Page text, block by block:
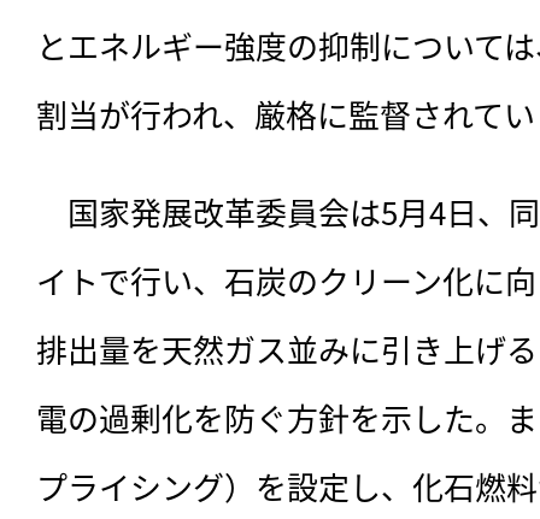
とエネルギー強度の抑制について
割当が行われ、厳格に監督されて
国家発展改革委員会は5月4日、
イトで行い、石炭のクリーン化に
排出量を天然ガス並みに引き上げ
電の過剰化を防ぐ方針を示した。
プライシング）を設定し、化石燃